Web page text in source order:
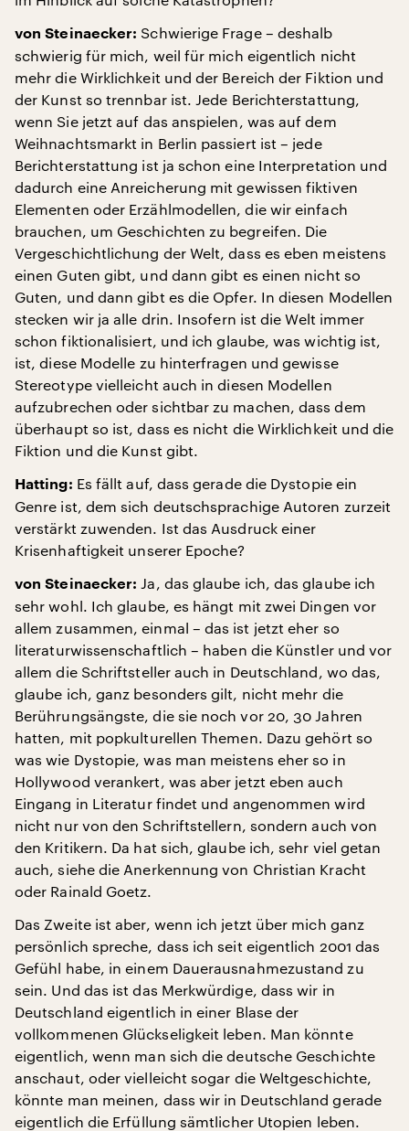
von Steinaecker: Schwierige Frage – deshalb
schwierig für mich, weil für mich eigentlich nicht
mehr die Wirklichkeit und der Bereich der Fiktion und
der Kunst so trennbar ist. Jede Berichterstattung,
wenn Sie jetzt auf das anspielen, was auf dem
Weihnachtsmarkt in Berlin passiert ist – jede
Berichterstattung ist ja schon eine Interpretation und
dadurch eine Anreicherung mit gewissen fiktiven
Elementen oder Erzählmodellen, die wir einfach
brauchen, um Geschichten zu begreifen. Die
Vergeschichtlichung der Welt, dass es eben meistens
einen Guten gibt, und dann gibt es einen nicht so
Guten, und dann gibt es die Opfer. In diesen Modellen
stecken wir ja alle drin. Insofern ist die Welt immer
schon fiktionalisiert, und ich glaube, was wichtig ist,
ist, diese Modelle zu hinterfragen und gewisse
Stereotype vielleicht auch in diesen Modellen
aufzubrechen oder sichtbar zu machen, dass dem
überhaupt so ist, dass es nicht die Wirklichkeit und die
Fiktion und die Kunst gibt.
Hatting: Es fällt auf, dass gerade die Dystopie ein
Genre ist, dem sich deutschsprachige Autoren zurzeit
verstärkt zuwenden. Ist das Ausdruck einer
Krisenhaftigkeit unserer Epoche?
von Steinaecker: Ja, das glaube ich, das glaube ich
sehr wohl. Ich glaube, es hängt mit zwei Dingen vor
allem zusammen, einmal – das ist jetzt eher so
literaturwissenschaftlich – haben die Künstler und vor
allem die Schriftsteller auch in Deutschland, wo das,
glaube ich, ganz besonders gilt, nicht mehr die
Berührungsängste, die sie noch vor 20, 30 Jahren
hatten, mit popkulturellen Themen. Dazu gehört so
was wie Dystopie, was man meistens eher so in
Hollywood verankert, was aber jetzt eben auch
Eingang in Literatur findet und angenommen wird
nicht nur von den Schriftstellern, sondern auch von
den Kritikern. Da hat sich, glaube ich, sehr viel getan
auch, siehe die Anerkennung von Christian Kracht
oder Rainald Goetz.
Das Zweite ist aber, wenn ich jetzt über mich ganz
persönlich spreche, dass ich seit eigentlich 2001 das
Gefühl habe, in einem Dauerausnahmezustand zu
sein. Und das ist das Merkwürdige, dass wir in
Deutschland eigentlich in einer Blase der
vollkommenen Glückseligkeit leben. Man könnte
eigentlich, wenn man sich die deutsche Geschichte
anschaut, oder vielleicht sogar die Weltgeschichte,
könnte man meinen, dass wir in Deutschland gerade
eigentlich die Erfüllung sämtlicher Utopien leben.